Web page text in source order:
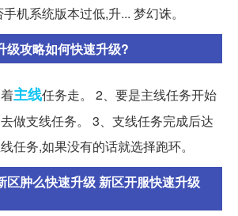
机系统版本过低,升... 梦幻诛。
级攻略如何快速升级?
主线任务走。 2、要是主线任务开始
做支线任务。 3、支线任务完成后达
任务,如果没有的话就选择跑环。
区肿么快速升级 新区开服快速升级